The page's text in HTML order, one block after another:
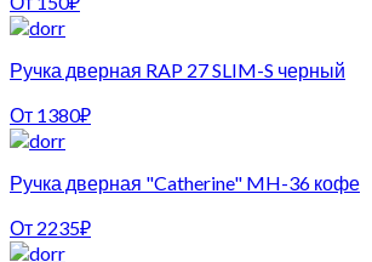
Ручка дверная RAP 27 SLIM-S черный
От 1380₽
Ручка дверная "Catherine" MH-36 кофе
От 2235₽